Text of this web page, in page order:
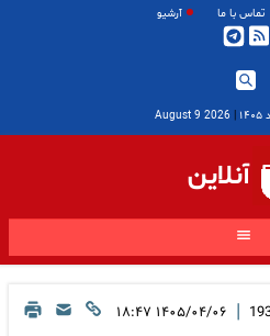
تماس با ما آرشیو
|
2026 August 9
آنلاین
| ۱۴۰۵/۰۴/۰۶ ۱۸:۴۷